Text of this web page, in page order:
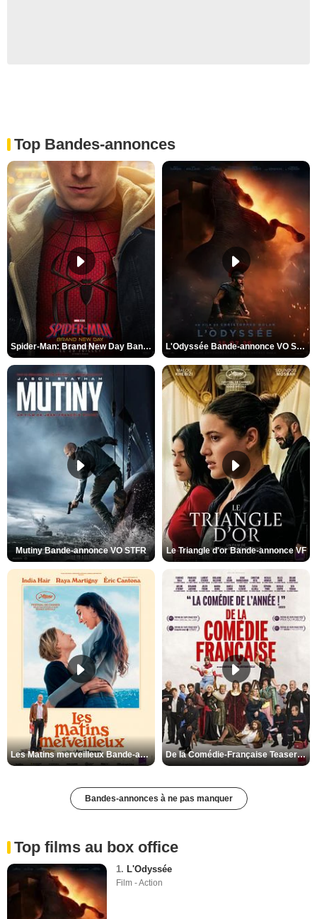
Top Bandes-annonces
Spider-Man: Brand New Day Bande-annonce VO STFR L'Odyssée Bande-annonce VO STFR
Mutiny Bande-annonce VO STFR Le Triangle d'or Bande-annonce VF
Les Matins merveilleux Bande-annonce VF De la Comédie-Française Teaser VF
Bandes-annonces à ne pas manquer
Top films au box office
1. L'Odyssée
Film - Action